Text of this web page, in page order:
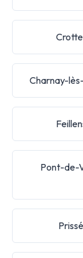
Charnay-
Pont-de-
Prissé